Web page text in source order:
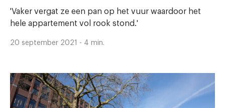
waar zijn moeder aan lijdt
'Vaker vergat ze een pan op het vuur waardoor het
hele appartement vol rook stond.'
20 september 2021 - 4 min.